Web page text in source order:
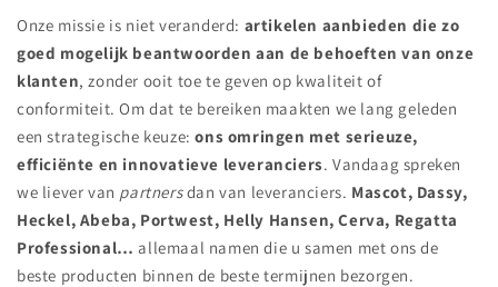
Onze missie is niet veranderd: artikelen aanbieden die zo
goed mogelijk beantwoorden aan de behoeften van onze
klanten, zonder ooit toe te geven op kwaliteit of
conformiteit. Om dat te bereiken maakten we lang geleden
een strategische keuze:ons omringen met serieuze,
efficiënte en innovatieve leveranciers. Vandaag spreken
we liever van partnersdan van leveranciers. Mascot, Dassy,
Heckel, Abeba, Portwest, Helly Hansen, Cerva, Regatta
Professional… allemaal namen die u samen met ons de
beste producten binnen de beste termijnen bezorgen.